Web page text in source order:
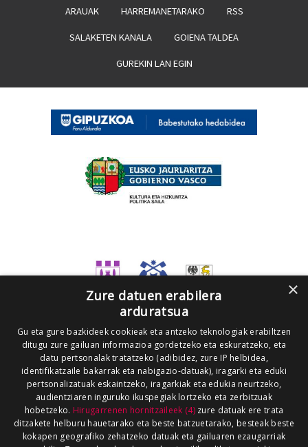
ARAUAK HARREMANETARAKO RSS
SALAKETEN KANALA GOIENA TALDEA
GUREKIN LAN EGIN
×
Zure datuen erabilera
arduratsua
Gu eta gure bazkideek cookieak eta antzeko teknologiak erabiltzen
ditugu zure gailuan informazioa gordetzeko eta eskuratzeko, eta
datu pertsonalak tratatzeko (adibidez, zure IP helbidea,
identifikatzaile bakarrak eta nabigazio-datuak), iragarki eta eduki
pertsonalizatuak eskaintzeko, iragarkiak eta edukia neurtzeko,
audientziaren inguruko ikuspegiak lortzeko eta zerbitzuak
hobetzeko. Hirugarrenen hornitzaileek (4)zure datuak ere trata
ditzakete helburu hauetarako eta beste batzuetarako, besteak beste
kokapen geografiko zehatzeko datuak eta gailuaren ezaugarriak